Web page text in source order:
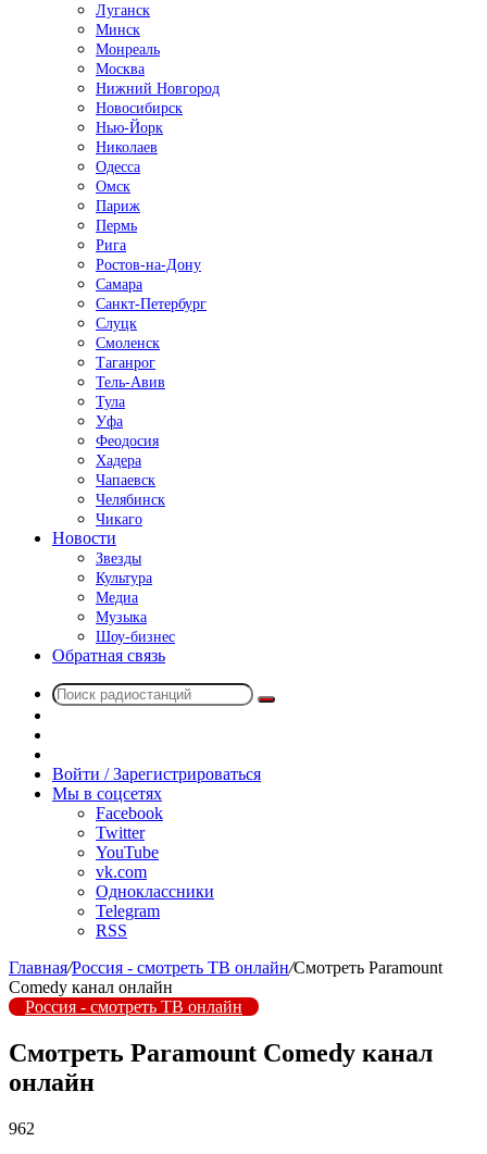
Луганск
Минск
Монреаль
Москва
Нижний Новгород
Новосибирск
Нью-Йорк
Николаев
Одесса
Омск
Париж
Пермь
Рига
Ростов-на-Дону
Самара
Санкт-Петербург
Слуцк
Смоленск
Таганрог
Тель-Авив
Тула
Уфа
Феодосия
Хадера
Чапаевск
Челябинск
Чикаго
Новости
Звезды
Культура
Медиа
Музыка
Шоу-бизнес
Обратная связь
Поиск
радио
Войти / Зарегистрироваться
Мы в соцсетях
Facebook
Twitter
YouTube
vk.com
Одноклассники
Telegram
RSS
Главная/Россия - смотреть ТВ онлайн/Смотреть Paramount
Comedy канал онлайн
Россия - смотреть ТВ онлайн
Смотреть Paramount Comedy канал
онлайн
962